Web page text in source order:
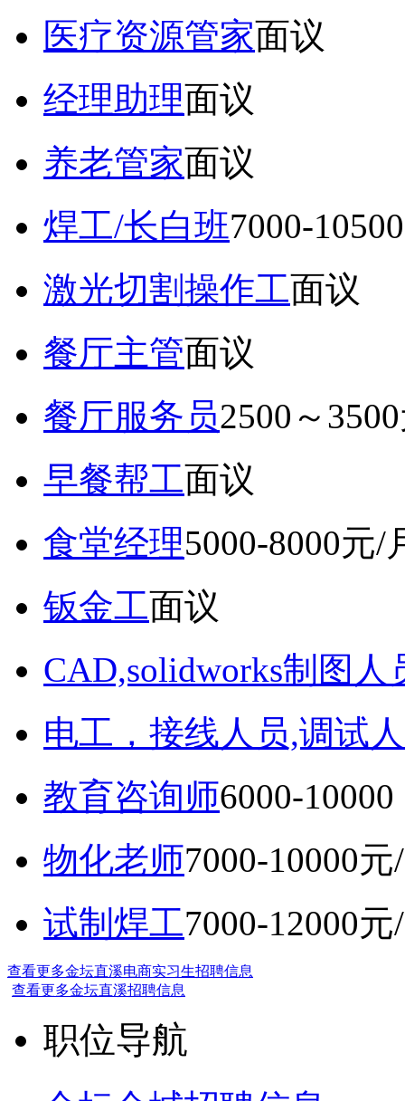
医疗资源管家面议
经理助理面议
养老管家面议
焊工/长白班7000-
激光切割操作工面议
餐厅主管面议
餐厅服务员2500～
早餐帮工面议
食堂经理5000-8000元/
钣金工面议
CAD,solidworks制图人
电工，接线人员,调试
教育咨询师6000-
物化老师7000-10000元
试制焊工7000-12000元
查看更多金坛直溪电商实习生招聘信息
查看更多金坛直溪招聘信息
职位导航